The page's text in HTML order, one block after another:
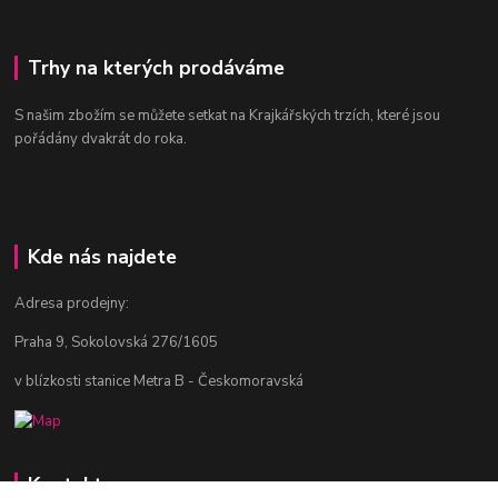
Trhy na kterých prodáváme
S našim zbožím se můžete setkat na Krajkářských trzích, které jsou
pořádány dvakrát do roka.
Kde nás najdete
Adresa prodejny:
Praha 9, Sokolovská 276/1605
v blízkosti stanice Metra B - Českomoravská
Kontakty